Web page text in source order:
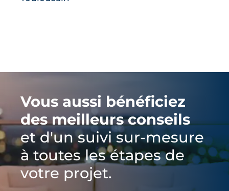
Vous aussi bénéficiez
des meilleurs conseils
et d'un suivi sur-mesure
à toutes les étapes de
votre projet.